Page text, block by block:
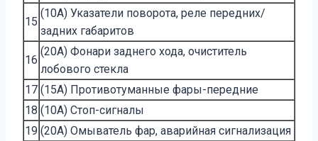
15
(10A) Указатели поворота, реле передних/
задних габаритов
16
(20A) Фонари заднего хода, очиститель
лобового стекла
17 (15A) Противотуманные фары-передние
18 (10A) Стоп-сигналы
19 (20A) Омыватель фар, аварийная сигнализация